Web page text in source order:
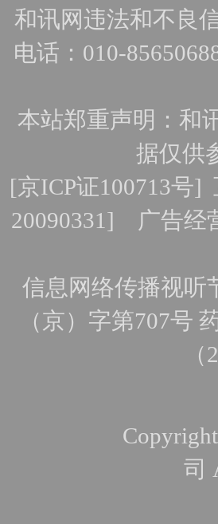
和讯网违法和不良
电话：010-
本站郑重声明：和
据仅供
[京ICP证100713号]
20090331] 广告经
信息网络传播视听
（京）字第707号
司